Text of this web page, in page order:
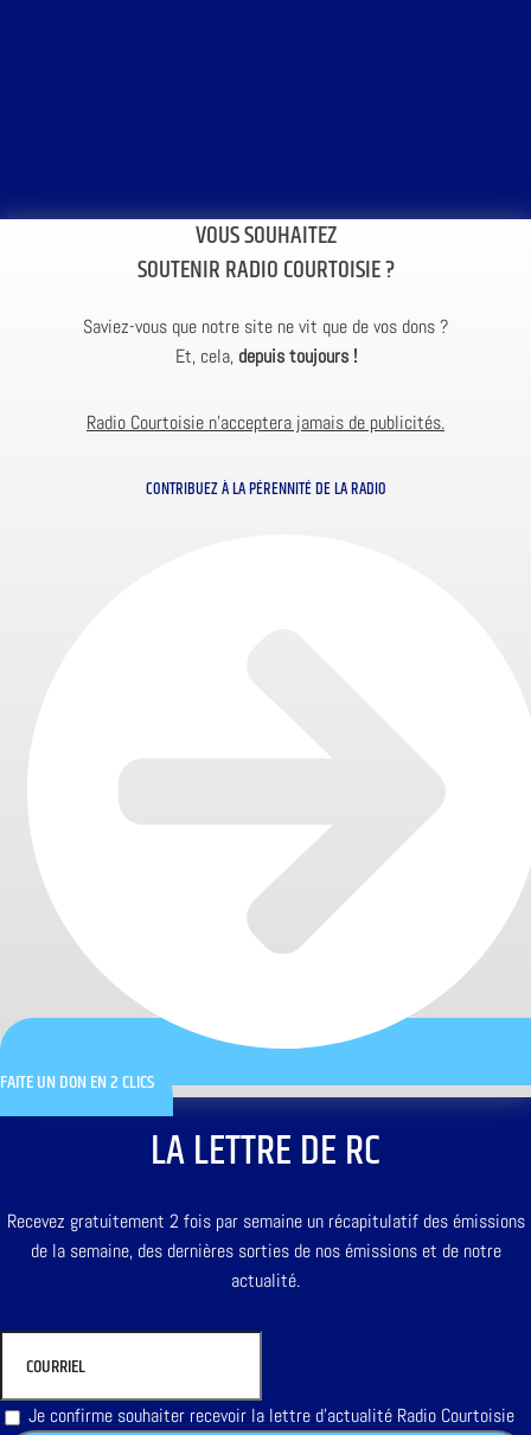
VOUS SOUHAITEZ
SOUTENIR RADIO COURTOISIE ?
Saviez-vous que notre site ne vit que de vos dons ?
Et, cela, depuis toujours !
Radio Courtoisie n’acceptera jamais de publicités.
CONTRIBUEZ À LA PÉRENNITÉ DE LA RADIO
FAITE UN DON EN 2 CLICS
LA LETTRE DE RC
Recevez gratuitement 2 fois par semaine un récapitulatif des émissions
de la semaine, des dernières sorties de nos émissions et de notre
actualité.
Je confirme souhaiter recevoir la lettre d'actualité Radio Courtoisie